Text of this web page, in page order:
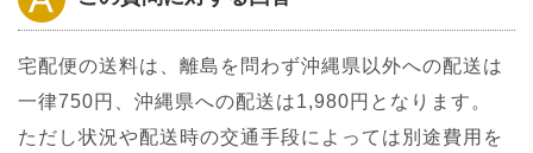
宅配便の送料は、離島を問わず沖縄県以外への配送は
一律750円、沖縄県への配送は1,980円となります。
ただし状況や配送時の交通手段によっては別途費用を